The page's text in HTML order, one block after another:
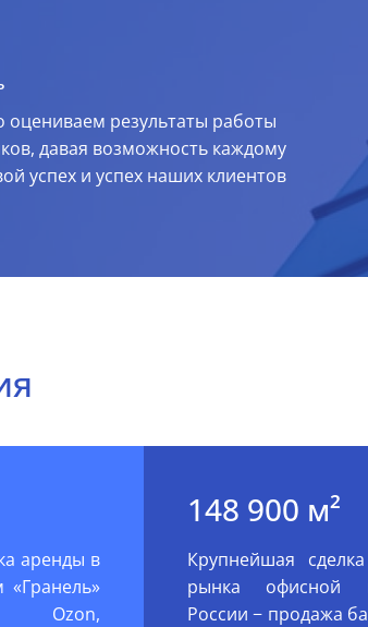
результаты работы
давая возможность каждому
успех и успех наших клиентов
аренды в
Ozon,
148 900 м²
Крупнейшая
рынка офисной
России − продажа